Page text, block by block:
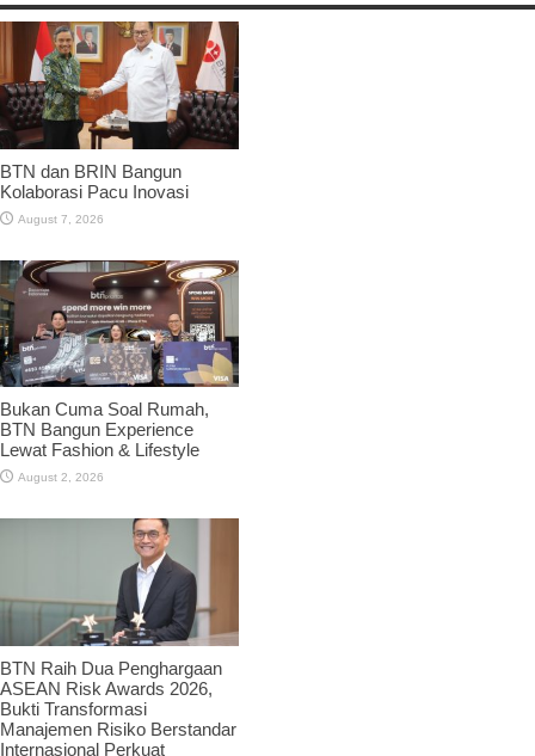
BTN dan BRIN Bangun
Kolaborasi Pacu Inovasi
August 7, 2026
Bukan Cuma Soal Rumah,
BTN Bangun Experience
Lewat Fashion & Lifestyle
August 2, 2026
BTN Raih Dua Penghargaan
ASEAN Risk Awards 2026,
Bukti Transformasi
Manajemen Risiko Berstandar
Internasional Perkuat